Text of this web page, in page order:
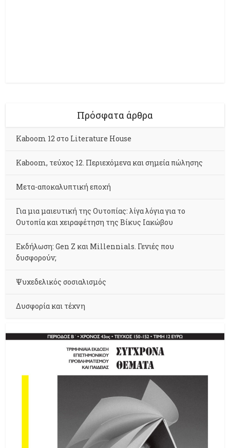
Πρόσφατα άρθρα
Kaboom 12 στο Literature House
Kaboom, τεύχος 12. Περιεχόμενα και σημεία πώλησης
Μετα-αποκαλυπτική εποχή
Για μια μαιευτική της Ουτοπίας: λίγα λόγια για το
Ουτοπία και χειραφέτηση της Βίκυς Ιακώβου
Εκδήλωση: Gen Z και Millennials. Γενιές που
δυσφορούν;
Ψυχεδελικός σοσιαλισμός
Δυσφορία και τέχνη